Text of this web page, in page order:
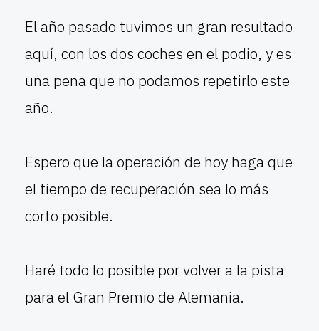
El año pasado tuvimos un gran resultado
aquí, con los dos coches en el podio, y es
una pena que no podamos repetirlo este
año.
Espero que la operación de hoy haga que
el tiempo de recuperación sea lo más
corto posible.
Haré todo lo posible por volver a la pista
para el Gran Premio de Alemania.